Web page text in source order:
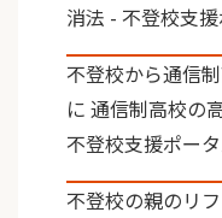
消法 - 不登校支
不登校から通信
に 通信制高校の
不登校支援ポー
不登校の親のリ